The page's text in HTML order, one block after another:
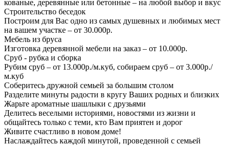
кованые, деревянные или бетонные – на любой выбор и вкус
Строительство беседок
Построим для Вас одно из самых душевных и любимых мест
на вашем участке – от 30.000р.
Мебель из бруса
Изготовка деревянной мебели на заказ – от 10.000р.
Сруб - рубка и сборка
Рубим сруб – от 13.000р./м.куб, собираем сруб – от 3.000р./
м.куб
Соберитесь дружной семьей за большим столом
Разделите минуты радости в кругу Ваших родных и близких
Жарьте ароматные шашлыки с друзьями
Делитесь веселыми историями, новостями из жизни и
общайтесь только с теми, кто Вам приятен и дорог
Живите счастливо в новом доме!
Наслаждайтесь каждой минутой, проведенной с семьей